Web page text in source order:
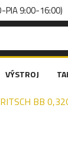
PIA 9:00-16:00)
VÝSTROJ
BB